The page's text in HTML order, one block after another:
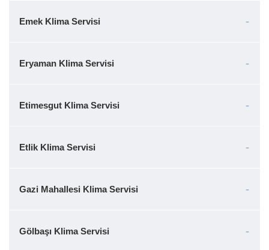
Emek Klima Servisi
Eryaman Klima Servisi
Etimesgut Klima Servisi
Etlik Klima Servisi
Gazi Mahallesi Klima Servisi
Gölbaşı Klima Servisi